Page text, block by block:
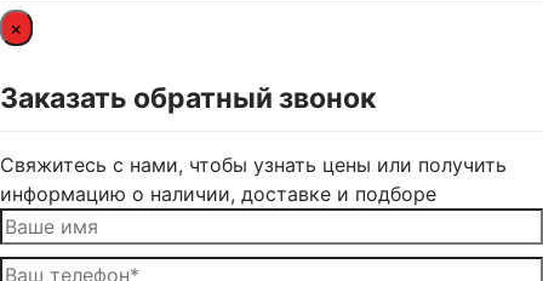
×
Заказать обратный звонок
Свяжитесь с нами, чтобы узнать цены или получить
информацию о наличии, доставке и подборе